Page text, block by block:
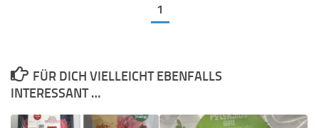
1
FÜR DICH VIELLEICHT EBENFALLS
INTERESSANT …